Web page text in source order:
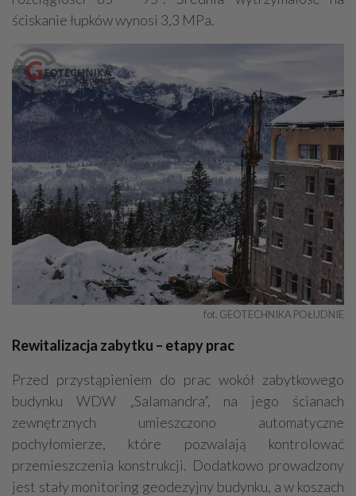
ściskanie łupków wynosi 3,3 MPa.
fot. GEOTECHNIKA POŁUDNIE
Rewitalizacja zabytku – etapy prac
Przed przystąpieniem do prac wokół zabytkowego
budynku WDW „Salamandra”, na jego ścianach
zewnętrznych umieszczono automatyczne
pochyłomierze, które pozwalają kontrolować
przemieszczenia konstrukcji. Dodatkowo prowadzony
jest stały monitoring geodezyjny budynku, a w koszach